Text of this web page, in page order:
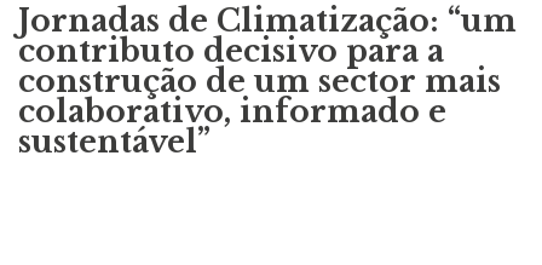
Jornadas de Climatização: “um
contributo decisivo para a
construção de um sector mais
colaborativo, informado e
sustentável”